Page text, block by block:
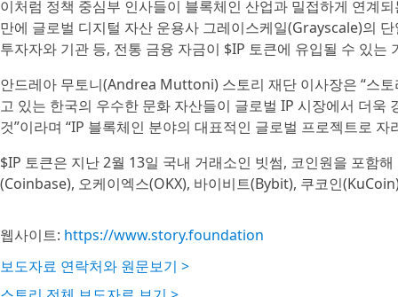
이처럼 정책 중심부 인사들이 블록체인 산업과 밀접하게 연계
만에 글로벌 디지털 자산 운용사 그레이스케일(Grayscale)의
투자자와 기관 등, 전통 금융 자금이 $IP 토큰에 유입될 수 있는
안드레아 무토니(Andrea Muttoni) 스토리 재단 이사장은 “스
고 있는 한국의 우수한 문화 자산들이 글로벌 IP 시장에서 더
것”이라며 “IP 블록체인 분야의 대표적인 글로벌 프로젝트로
$IP 토큰은 지난 2월 13일 국내 거래소인 빗썸, 코인원을 포함
(Coinbase), 오케이엑스(OKX), 바이비트(Bybit), 쿠코인
웹사이트: https://www.story.foundation
보도자료 연락처와 원문보기 >